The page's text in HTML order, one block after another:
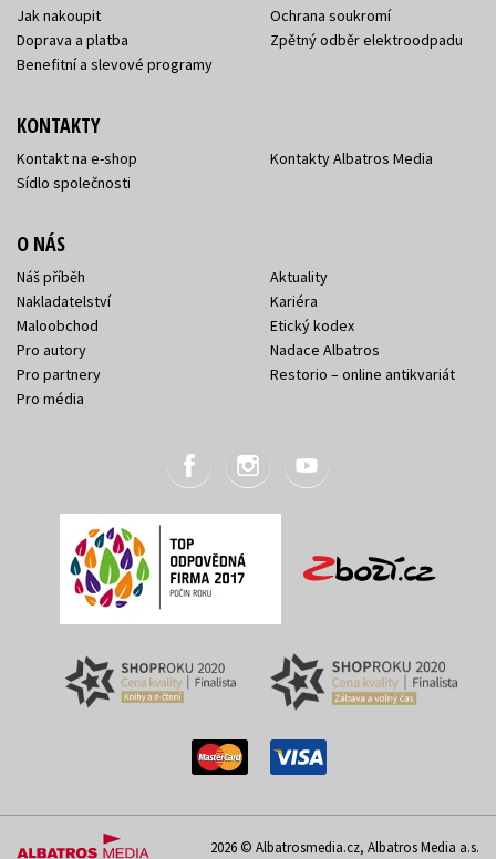
Jak nakoupit
Doprava a platba
Benefitní a slevové programy
Ochrana soukromí
Zpětný odběr elektroodpadu
KONTAKTY
Kontakt na e-shop
Sídlo společnosti
Kontakty Albatros Media
O NÁS
Náš příběh
Nakladatelství
Maloobchod
Pro autory
Pro partnery
Pro média
Aktuality
Kariéra
Etický kodex
Nadace Albatros
Restorio – online antikvariát
2026 © Albatrosmedia.cz, Albatros Media a.s.